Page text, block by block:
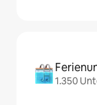
1.350